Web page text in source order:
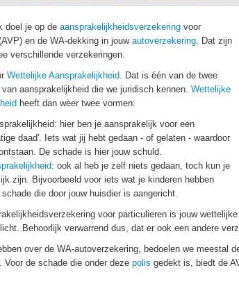
doel je op de aansprakelijkheidsverzekering voor
en de WA-dekking in jouw autoverzekering. Dat zijn
verschillende verzekeringen.
Wettelijke Aansprakelijkheid. Dat is één van de twee
van aansprakelijkheid die we juridisch kennen. Wettelijke
heeft dan weer twee vormen:
hier ben je aansprakelijk voor een
daad'. Iets wat jij hebt gedaan - of gelaten - waardoor
De schade is hier jouw schuld.
: ook al heb je zelf niets gedaan, toch kun je
zijn. Bijvoorbeeld voor iets wat je kinderen hebben
die door jouw huisdier is aangericht.
voor particulieren is jouw
Behoorlijk verwarrend dus, dat er ook een andere
over de WA-autoverzekering, bedoelen we meestal
Voor de schade die onder deze polis gedekt is, biedt de